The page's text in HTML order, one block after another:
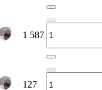
1 587
127